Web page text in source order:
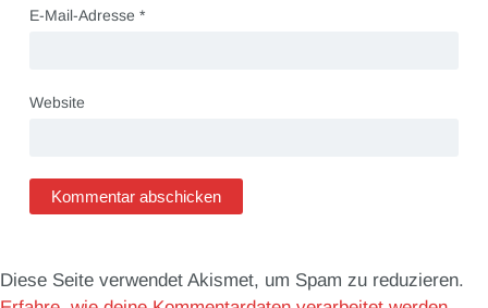
E-Mail-Adresse *
Website
Diese Seite verwendet Akismet, um Spam zu reduzieren.